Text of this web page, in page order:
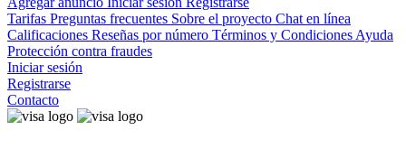
Tarifas Preguntas frecuentes Sobre el proyecto Chat en línea
Calificaciones Reseñas por número Términos y Condiciones Ayuda
Protección contra fraudes
Iniciar sesión
Registrarse
Contacto